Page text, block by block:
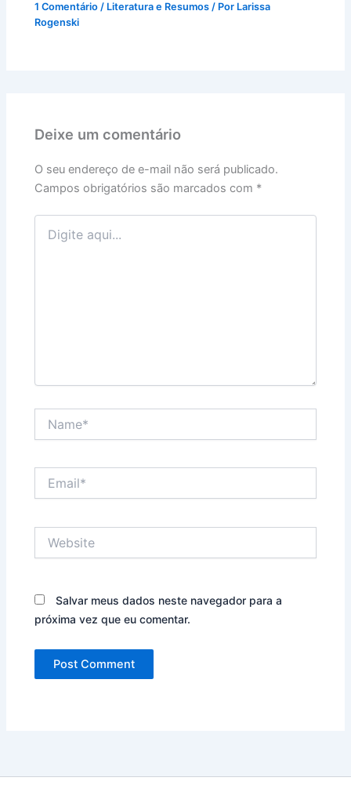
1 Comentário / Literatura e Resumos / Por Larissa
Rogenski
Deixe um comentário
O seu endereço de e-mail não será publicado.
Campos obrigatórios são marcados com *
Digite
aqui...
Salvar meus dados neste navegador para a
próxima vez que eu comentar.